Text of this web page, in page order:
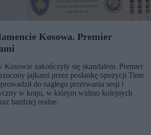
Kosowa. Premier
Kosowie zakończyły się skandalem. Premier
jajkami przez posłankę opozycji Time
do nagłego przerwania sesji i
w kraju, w którym widmo kolejnych
bardziej realne.